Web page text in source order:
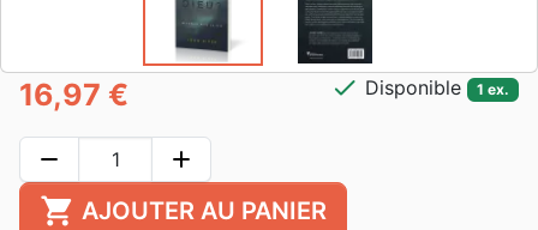
16,97 € check Disponible 1 ex.
remove add
shopping_cart AJOUTER AU PANIER